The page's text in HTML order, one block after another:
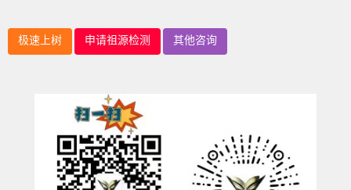
极速上树 申请祖源检测 其他咨询